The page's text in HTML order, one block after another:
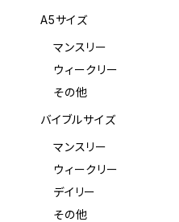
A5サイズ
マンスリー
ウィークリー
その他
バイブルサイズ
マンスリー
ウィークリー
デイリー
その他